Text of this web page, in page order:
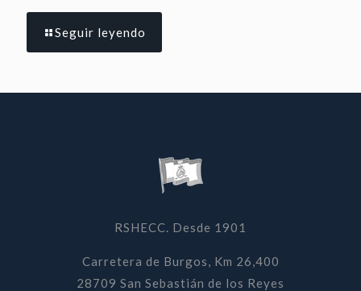
Seguir leyendo
RSHECC. Desde 1901
Carretera de Burgos, Km 26,400
28709 San Sebastián de los Reyes